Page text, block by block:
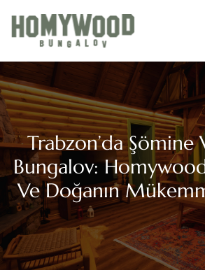
Trabzon’da Şömine
Bungalov:
Ve Doğanın